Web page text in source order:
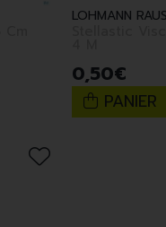
LOHMANN
0,50€
PANIER